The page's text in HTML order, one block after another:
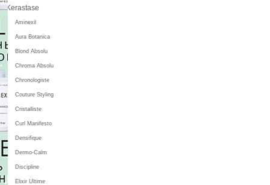
Kerastase
Aminexil
Aura Botanica
Blond Absolu
Chroma Absolu
Chronologiste
Couture Styling
Cristalliste
Curl Manifesto
Densifique
Dermo-Calm
Discipline
Elixir Ultime